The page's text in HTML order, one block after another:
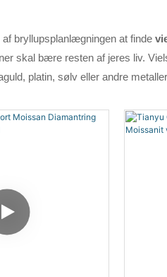
af bryllupsplanlægningen at finde
skal bære resten af ​​jeres liv.
platin, sølv eller andre